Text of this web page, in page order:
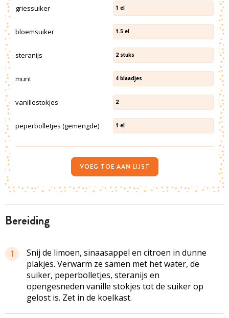
bereiding
1
Snij de limoen, sinaasappel en citroen in dunne
plakjes. Verwarm ze samen met het water, de
suiker, peperbolletjes, steranijs en
opengesneden vanille stokjes tot de suiker op
gelost is. Zet in de koelkast.
griessuiker 1 el
bloemsuiker 1.5 el
steranijs 2 stuks
munt 4 blaadjes
vanillestokjes 2
peperbolletjes (gemengde) 1 el
VOEG TOE AAN LIJST